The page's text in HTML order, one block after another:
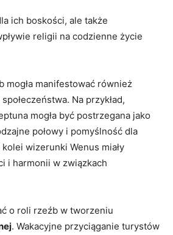
ich boskości, ale także
religii na codzienne życie
mogła manifestować również
społeczeństwa. Na przykład,
mogła być postrzegana jako
połowy i pomyślność dla
wizerunki Wenus miały
i harmonii w związkach
o roli rzeźb w tworzeniu
. Wakacyjne przyciąganie turystów